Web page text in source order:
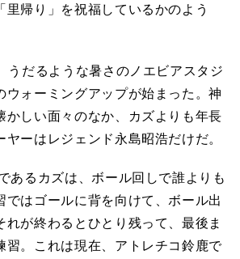
帰り」を祝福しているかのよう
だるような暑さのノエビアスタジ
ウォーミングアップが始まった。神
かしい面々のなか、カズよりも年長
ーはレジェンド永島昭浩だけだ。
るカズは、ボール回しで誰よりも
ではゴールに背を向けて、ボール出
れが終わるとひとり残って、最後ま
習。これは現在、アトレチコ鈴鹿で